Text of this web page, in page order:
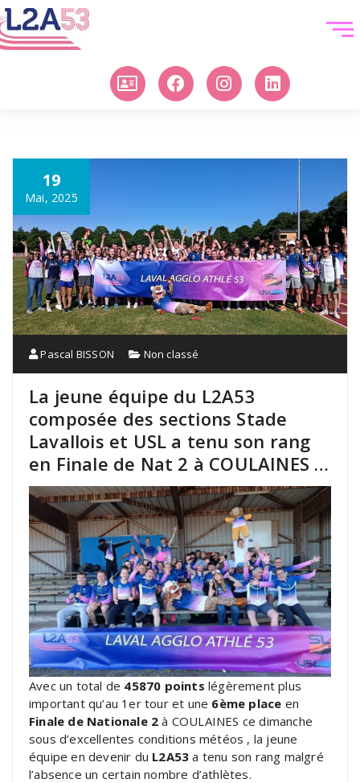
19
Mai, 2025
Pascal BISSON Non classé
La jeune équipe du L2A53
composée des sections Stade
Lavallois et USL a tenu son rang
en Finale de Nat 2 à COULAINES …
Avec un total de 45870 points légèrement plus
important qu’au 1er tour et une 6ème place en
Finale de Nationale 2 à COULAINES ce dimanche
sous d’excellentes conditions météos , la jeune
équipe en devenir du L2A53 a tenu son rang malgré
l’absence un certain nombre d’athlètes.